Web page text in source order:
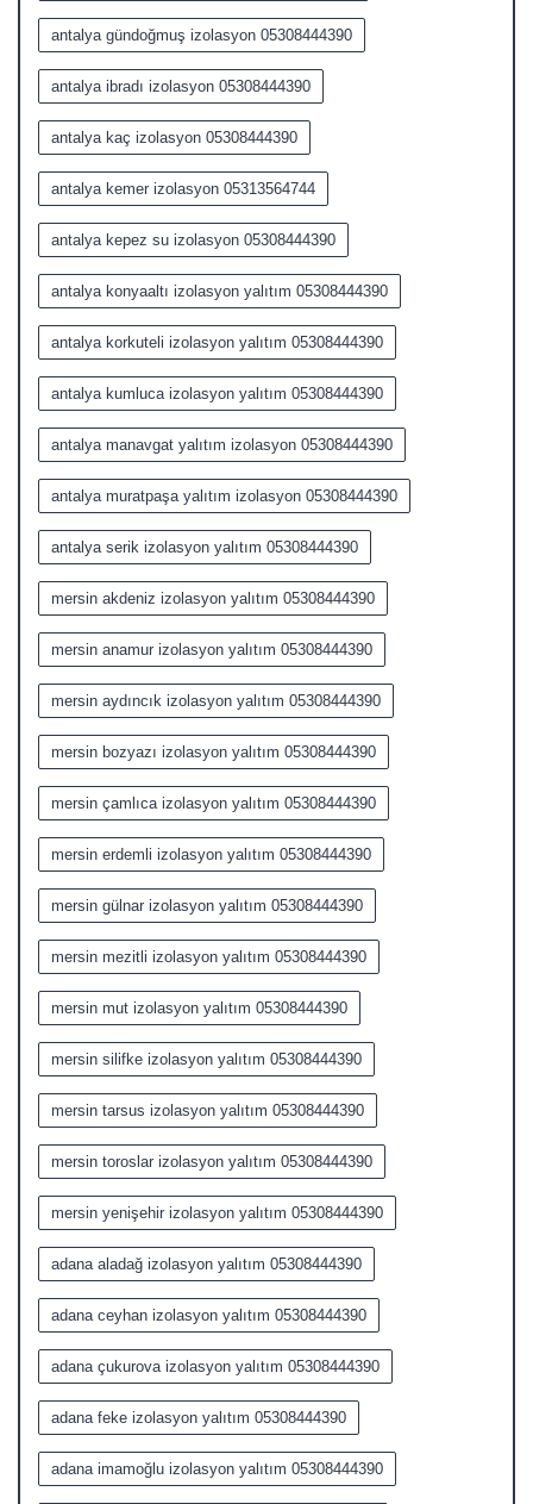
antalya gündoğmuş izolasyon 05308444390
antalya ibradı izolasyon 05308444390
antalya kaç izolasyon 05308444390
antalya kemer izolasyon 05313564744
antalya kepez su izolasyon 05308444390
antalya konyaaltı izolasyon yalıtım 05308444390
antalya korkuteli izolasyon yalıtım 05308444390
antalya kumluca izolasyon yalıtım 05308444390
antalya manavgat yalıtım izolasyon 05308444390
antalya muratpaşa yalıtım izolasyon 05308444390
antalya serik izolasyon yalıtım 05308444390
mersin akdeniz izolasyon yalıtım 05308444390
mersin anamur izolasyon yalıtım 05308444390
mersin aydıncık izolasyon yalıtım 05308444390
mersin bozyazı izolasyon yalıtım 05308444390
mersin çamlıca izolasyon yalıtım 05308444390
mersin erdemli izolasyon yalıtım 05308444390
mersin gülnar izolasyon yalıtım 05308444390
mersin mezitli izolasyon yalıtım 05308444390
mersin mut izolasyon yalıtım 05308444390
mersin silifke izolasyon yalıtım 05308444390
mersin tarsus izolasyon yalıtım 05308444390
mersin toroslar izolasyon yalıtım 05308444390
mersin yenişehir izolasyon yalıtım 05308444390
adana aladağ izolasyon yalıtım 05308444390
adana ceyhan izolasyon yalıtım 05308444390
adana çukurova izolasyon yalıtım 05308444390
adana feke izolasyon yalıtım 05308444390
adana imamoğlu izolasyon yalıtım 05308444390